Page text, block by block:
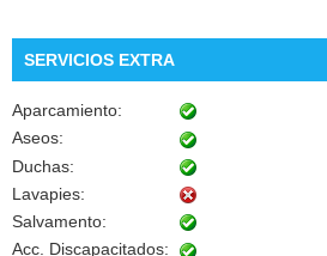
SERVICIOS EXTRA
Aparcamiento:
Aseos:
Duchas:
Lavapies:
Salvamento:
Acc. Discapacitados: